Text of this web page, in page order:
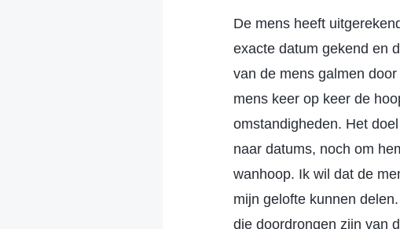
De mens heeft
exacte datum gekend en
van de mens galmen
mens keer op keer de
omstandigheden. Het
naar datums, noch om
wanhoop. Ik wil dat de
mijn gelofte kunnen
die doordrongen zijn van